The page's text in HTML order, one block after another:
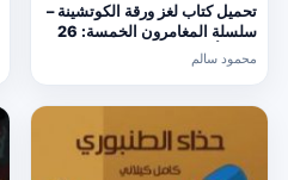
تحميل كتاب لغز ورقة الكوتشينة –
سلسلة المغامرون الخمسة: 26
PDF تأليف محمود سالم مجانا
[كامل]
محمود سالم